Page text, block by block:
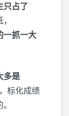
只占了
一抓一大
多是
标化成绩